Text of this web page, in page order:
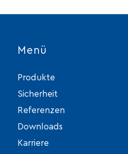
Menü
Produkte
Sicherheit
Referenzen
Downloads
Karriere